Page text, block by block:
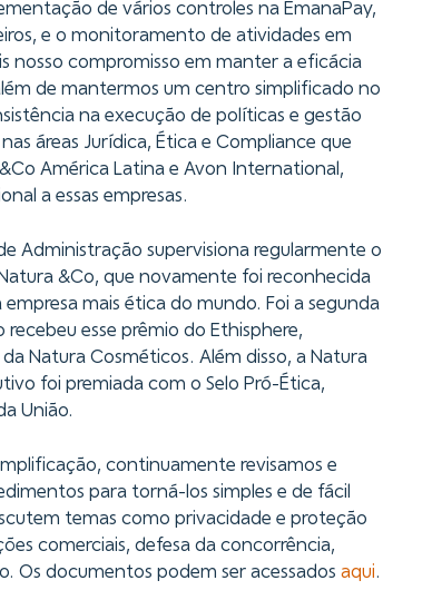
de vários controles na EmanaPay,
e o monitoramento de atividades em
nosso compromisso em manter a eficácia
de mantermos um centro simplificado no
na execução de políticas e gestão
áreas Jurídica, Ética e Compliance que
América Latina e Avon International,
a essas empresas.
Administração supervisiona regularmente o
&Co, que novamente foi reconhecida
mais ética do mundo. Foi a segunda
esse prêmio do Ethisphere,
Natura Cosméticos. Além disso, a Natura
foi premiada com o Selo Pró-Ética,
União.
continuamente revisamos e
para torná-los simples e de fácil
temas como privacidade e proteção
comerciais, defesa da concorrência,
Os documentos podem ser acessados aqui .